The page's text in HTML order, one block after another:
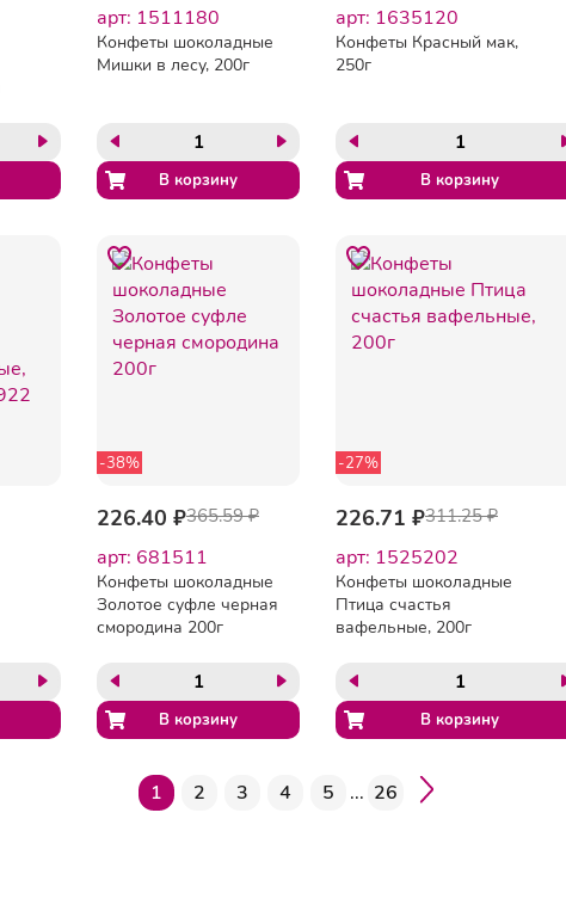
арт: 1511180
Конфеты шоколадные
Мишки в лесу, 200г
арт: 1635120
Конфеты Красный мак,
250г
-38%
226.40 ₽365.59 ₽
арт: 681511
Конфеты шоколадные
Золотое суфле черная
смородина 200г
-27%
226.71 ₽311.25 ₽
арт: 1525202
Конфеты шоколадные
Птица счастья
вафельные, 200г
1 2 3 4 5 ... 26